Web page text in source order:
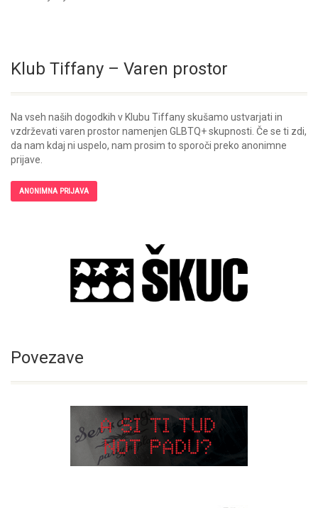
Klub Tiffany – Varen prostor
Na vseh naših dogodkih v Klubu Tiffany skušamo ustvarjati in
vzdrževati varen prostor namenjen GLBTQ+ skupnosti. Če se ti zdi,
da nam kdaj ni uspelo, nam prosim to sporoči preko anonimne
prijave.
ANONIMNA PRIJAVA
Povezave